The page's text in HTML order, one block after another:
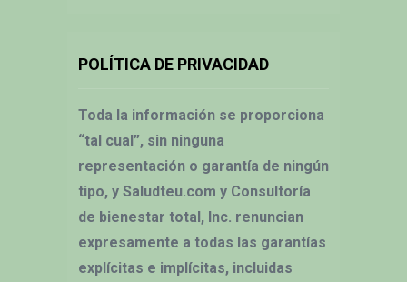
POLÍTICA DE PRIVACIDAD
Toda la información se proporciona
“tal cual”, sin ninguna
representación o garantía de ningún
tipo, y Saludteu.com y Consultoría
de bienestar total, Inc. renuncian
expresamente a todas las garantías
explícitas e implícitas, incluidas